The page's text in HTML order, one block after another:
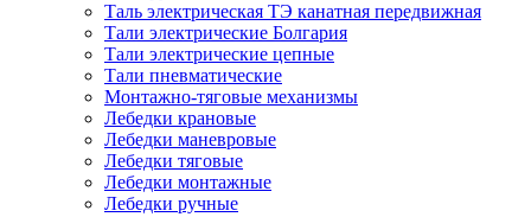
Таль электрическая ТЭ канатная передвижная
Тали электрические Болгария
Тали электрические цепные
Тали пневматические
Монтажно-тяговые механизмы
Лебедки крановые
Лебедки маневровые
Лебедки тяговые
Лебедки монтажные
Лебедки ручные